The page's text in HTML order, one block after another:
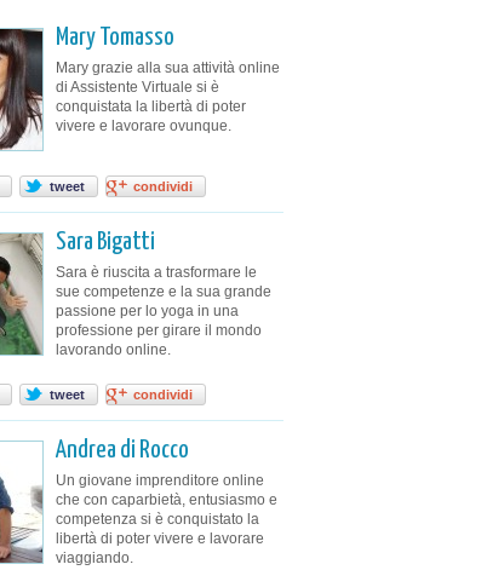
Mary Tomasso
Mary grazie alla sua attività online
di Assistente Virtuale si è
conquistata la libertà di poter
vivere e lavorare ovunque.
tweet condividi
Sara Bigatti
Sara è riuscita a trasformare le
sue competenze e la sua grande
passione per lo yoga in una
professione per girare il mondo
lavorando online.
tweet condividi
Andrea di Rocco
Un giovane imprenditore online
che con caparbietà, entusiasmo e
competenza si è conquistato la
libertà di poter vivere e lavorare
viaggiando.